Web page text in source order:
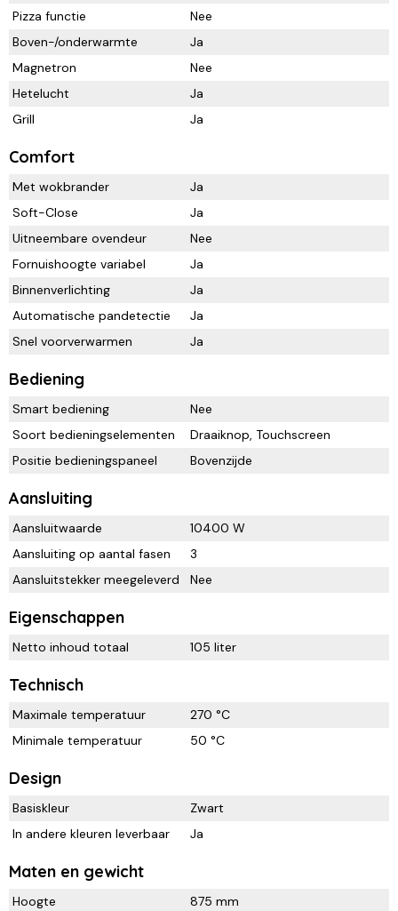
Pizza functie
Nee
Boven-/onderwarmte
Ja
Magnetron
Nee
Hetelucht
Ja
Grill
Ja
Comfort
Met wokbrander
Ja
Soft-Close
Ja
Uitneembare ovendeur
Nee
Fornuishoogte variabel
Ja
Binnenverlichting
Ja
Automatische pandetectie
Ja
Snel voorverwarmen
Ja
Bediening
Smart bediening
Nee
Soort bedieningselementen
Draaiknop, Touchscreen
Positie bedieningspaneel
Bovenzijde
Aansluiting
Aansluitwaarde
10400 W
Aansluiting op aantal fasen
3
Aansluitstekker meegeleverd
Nee
Eigenschappen
Netto inhoud totaal 105 liter
Technisch
Maximale temperatuur
270 °C
Minimale temperatuur
50 °C
Design
Basiskleur
Zwart
In andere kleuren leverbaar
Ja
Maten en gewicht
Hoogte 875 mm